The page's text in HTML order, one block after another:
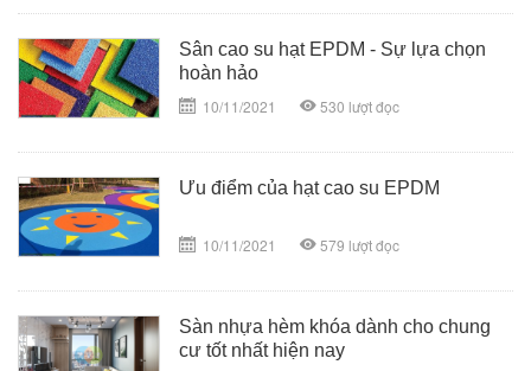
Sân cao su hạt EPDM - Sự lựa chọn
hoàn hảo
10/11/2021
530 lượt đọc
Ưu điểm của hạt cao su EPDM
10/11/2021 579 lượt đọc
Sàn nhựa hèm khóa dành cho chung
cư tốt nhất hiện nay